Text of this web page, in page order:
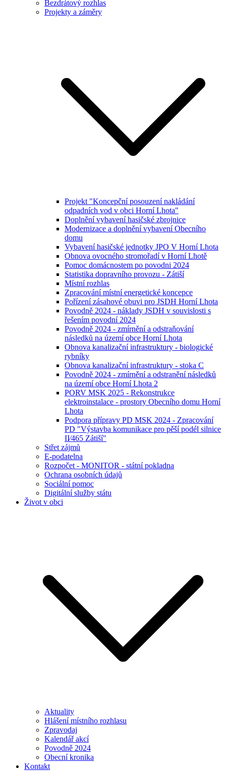
Bezdrátový rozhlas
Projekty a záměry
Projekt "Koncepční posouzení nakládání
odpadních vod v obci Horní Lhota"
Doplnění vybavení hasičské zbrojnice
Modernizace a doplnění vybavení Obecního
domu
Vybavení hasičské jednotky JPO V Horní Lhota
Obnova ovocného stromořadí v Horní Lhotě
Pomoc domácnostem po povodni 2024
Statistika dopravního provozu - Zátiší
Místní rozhlas
Zpracování místní energetické koncepce
Pořízení zásahové obuvi pro JSDH Horní Lhota
Povodně 2024 - náklady JSDH v souvislosti s
řešením povodní 2024
Povodně 2024 - zmírnění a odstraňování
následků na území obce Horní Lhota
Obnova kanalizační infrastruktury - biologické
rybníky
Obnova kanalizační infrastruktury - stoka C
Povodně 2024 - zmírnění a odstranění následků
na území obce Horní Lhota 2
PORV MSK 2025 - Rekonstrukce
elektroinstalace - prostory Obecního domu Horní
Lhota
Podpora přípravy PD MSK 2024 - Zpracování
PD "Výstavba komunikace pro pěší podél silnice
II⁄465 Zátiší"
Střet zájmů
E-podatelna
Rozpočet - MONITOR - státní pokladna
Ochrana osobních údajů
Sociální pomoc
Digitální služby státu
Život v obci
Aktuality
Hlášení místního rozhlasu
Zpravodaj
Kalendář akcí
Povodně 2024
Obecní kronika
Kontakt